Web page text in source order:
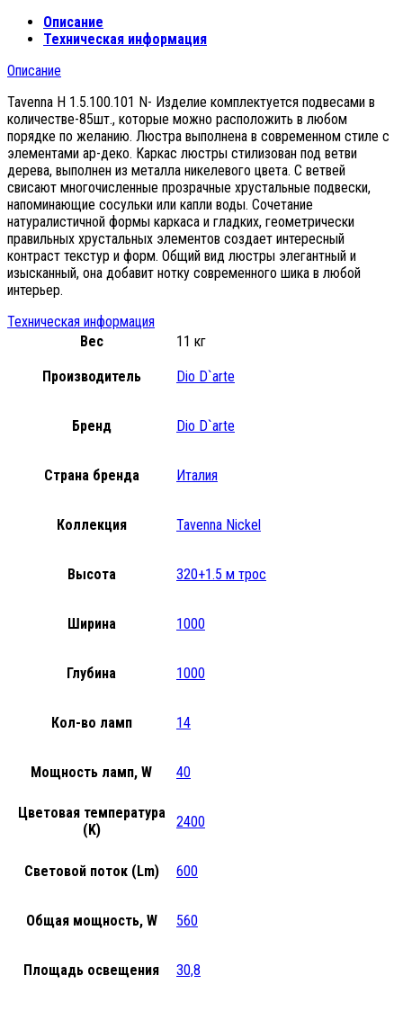
Описание
Техническая информация
Описание
Tavenna H 1.5.100.101 N- Изделие комплектуется подвесами в
количестве-85шт., которые можно расположить в любом
порядке по желанию. Люстра выполнена в современном стиле с
элементами ар-деко. Каркас люстры стилизован под ветви
дерева, выполнен из металла никелевого цвета. С ветвей
свисают многочисленные прозрачные хрустальные подвески,
напоминающие сосульки или капли воды. Сочетание
натуралистичной формы каркаса и гладких, геометрически
правильных хрустальных элементов создает интересный
контраст текстур и форм. Общий вид люстры элегантный и
изысканный, она добавит нотку современного шика в любой
интерьер.
Техническая информация
Вес
11 кг
Производитель Dio D`arte
Бренд Dio D`arte
Страна бренда Италия
Коллекция Tavenna Nickel
Высота 320+1.5 м трос
Ширина 1000
Глубина 1000
Кол-во ламп 14
Мощность ламп, W 40
Цветовая температура
(K)
2400
Световой поток (Lm) 600
Общая мощность, W 560
Площадь освещения 30,8